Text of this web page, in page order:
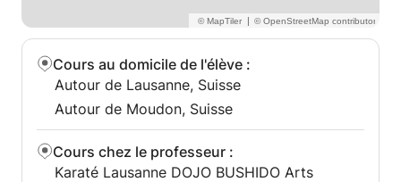
|
Cours au domicile de l'élève :
Autour de Lausanne, Suisse
Autour de Moudon, Suisse
Cours chez le professeur :
Karaté Lausanne DOJO BUSHIDO Arts